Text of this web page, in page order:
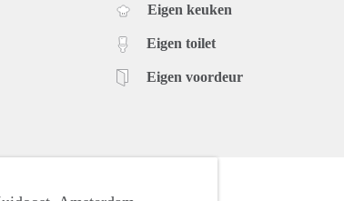
Eigen keuken
Eigen toilet
Eigen voordeur